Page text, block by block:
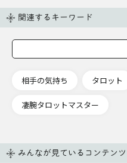
関連するキーワード
相手の気持ち タロット
凄腕タロットマスター
みんなが見ているコンテンツ